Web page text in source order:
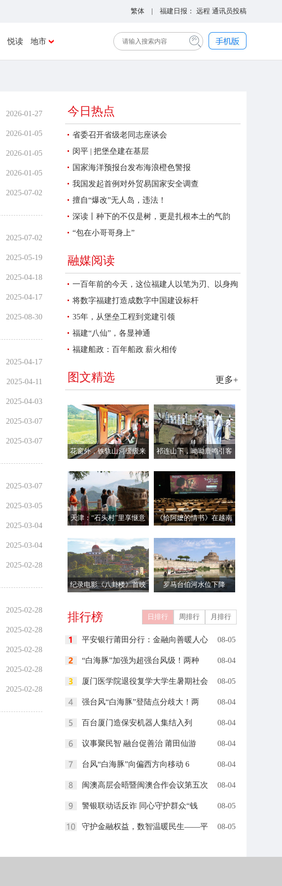
繁体 | 福建日报： 远程 通讯员投稿
悦读 地市
2026-01-27
2026-01-05
2026-01-05
2026-01-05
2025-07-02
2025-07-02
2025-05-19
2025-04-18
2025-04-17
2025-08-30
2025-04-17
2025-04-11
2025-04-03
2025-03-07
2025-03-07
2025-03-07
2025-03-05
2025-03-04
2025-03-04
2025-02-28
2025-02-28
2025-02-28
2025-02-28
2025-02-28
2025-02-28
今日热点
省委召开省级老同志座谈会
闵平 | 把堡垒建在基层
国家海洋预报台发布海浪橙色警报
我国发起首例对外贸易国家安全调查
擅自“爆改”无人岛，违法！
深读丨种下的不仅是树，更是扎根本土的气韵
“包在小哥哥身上”
融媒阅读
一百年前的今天，这位福建人以笔为刃、以身殉
报
将数字福建打造成数字中国建设标杆
35年，从堡垒工程到党建引领
福建“八仙”，各显神通
福建船政：百年船政 薪火相传
更多+
图文精选
花窗外，铁轨山河缓缓来
祁连山下，呦呦鹿鸣引客
天津：“石头村”里享惬意
《给阿嬷的情书》在越南
纪录电影《八卦楼》首映 罗马台伯河水位下降
排行榜 日排行 周排行 月排行
平安银行莆田分行：金融向善暖人心 08-05
“白海豚”加强为超强台风级！两种 08-04
厦门医学院退役复学大学生暑期社会 08-05
强台风“白海豚”登陆点分歧大！两 08-04
百台厦门造保安机器人集结入列 08-04
议事聚民智 融台促善治 莆田仙游 08-04
台风“白海豚”向偏西方向移动 6 08-04
闽澳高层会晤暨闽澳合作会议第五次 08-04
警银联动话反诈 同心守护群众“钱 08-05
守护金融权益，数智温暖民生——平 08-05